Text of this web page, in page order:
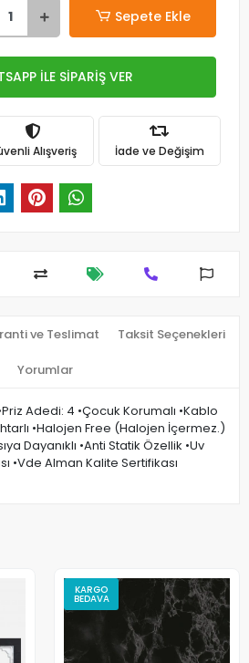
Sepete Ekle
İLE SİPARİŞ VER
Alışveriş İade ve Değişim
ve Teslimat Taksit Seçenekleri
Yorumlar
Adedi: 4 •Çocuk Korumalı •Kablo
•Halojen Free (Halojen İçermez.)
Dayanıklı •Anti Statik Özellik •Uv
•Vde Alman Kalite Sertifikası
KARGO
BEDAVA